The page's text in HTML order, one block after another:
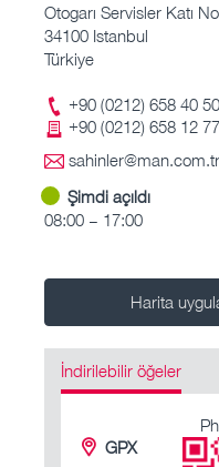
Otogarı Servisler Katı
34100 Istanbul
Türkiye
+90 (0212) 658 40 50
+90 (0212) 658 12 77
sahinler@man.com.tr
Şimdi açıldı
08:00 – 17:00
Harita
İndirilebilir öğeler
GPX